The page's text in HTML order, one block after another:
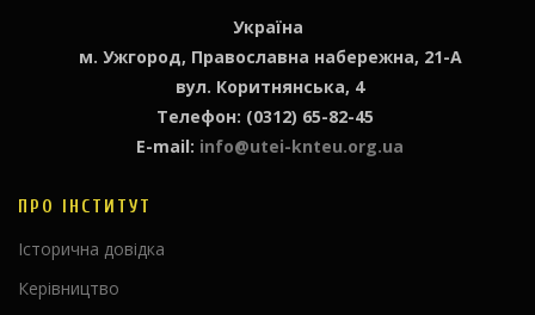
Україна
м. Ужгород, Православна набережна, 21-А
вул. Коритнянська, 4
Телефон: (0312) 65-82-45
E-mail: info@utei-knteu.org.ua
ПРО ІНСТИТУТ
Історична довідка
Керівництво